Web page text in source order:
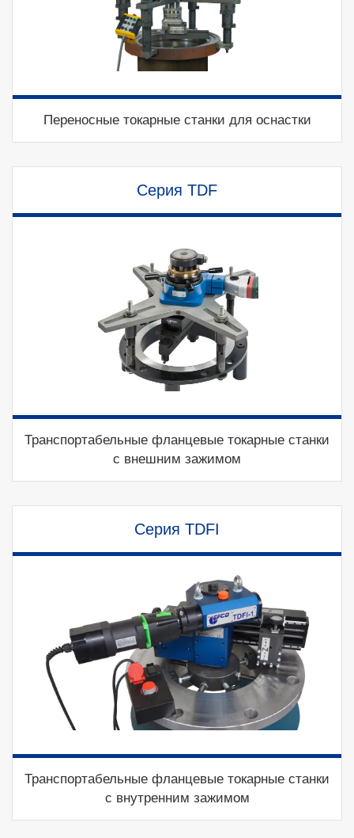
Переносные токарные станки для оснастки
Серия TDF
Транспортабельные фланцевые токарные станки
с внешним зажимом
Серия TDFI
Транспортабельные фланцевые токарные станки
с внутренним зажимом